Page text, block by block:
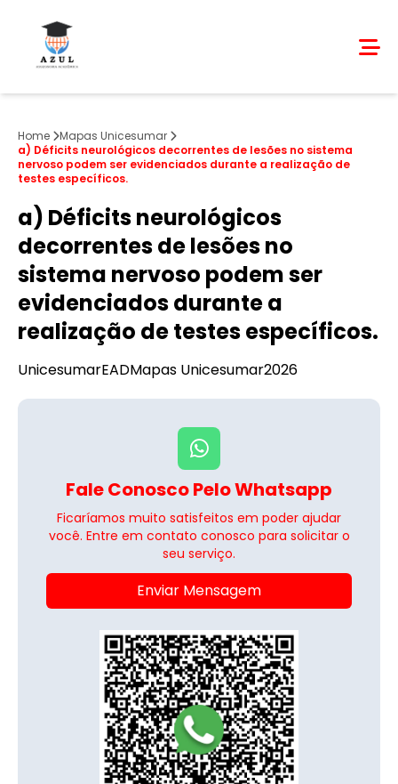
Home
Mapas Unicesumar
a) Déficits neurológicos decorrentes de lesões no sistema
nervoso podem ser evidenciados durante a realização de
testes específicos.
a) Déficits neurológicos
decorrentes de lesões no
sistema nervoso podem ser
evidenciados durante a
realização de testes específicos.
UnicesumarEADMapas Unicesumar2026
Fale Conosco Pelo Whatsapp
Ficaríamos muito satisfeitos em poder ajudar
você. Entre em contato conosco para solicitar o
seu serviço.
Enviar Mensagem